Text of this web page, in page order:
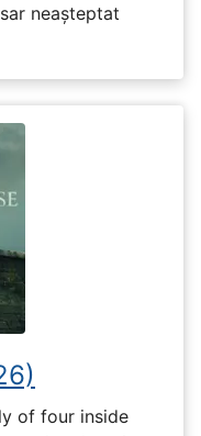
neașteptat
of four inside